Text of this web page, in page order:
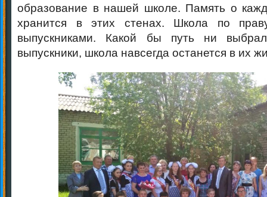
образование в нашей школе. Память о
хранится в этих стенах. Школа по
выпускниками. Какой бы путь ни
выпускники, школа навсегда останется в их